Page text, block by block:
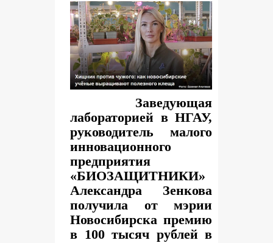
Заведующая
лабораторией в НГАУ,
руководитель малого
инновационного
предприятия
«БИОЗАЩИТНИКИ»
Александра Зенкова
получила от мэрии
Новосибирска премию
в 100 тысяч рублей в